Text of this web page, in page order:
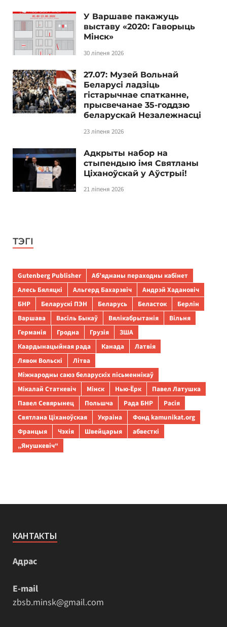
У Варшаве пакажуць
выставу «2020: Гаворыць
Мінск»
30 ліпеня 2026
27.07: Музей Вольнай
Беларусі ладзіць
гістарычнае спатканне,
прысвечанае 35-годдзю
беларускай Незалежнасці
23 ліпеня 2026
Адкрыты набор на
стыпендыю імя Святланы
Ціханоўскай у Аўстрыі!
21 ліпеня 2026
ТЭГІ
Gutenberg Publisher
Аб’яднаны пераходны кабінет
Алесь Бяляцкі
Альгерд Бахарэвіч
Андрэй Хадановіч
БНР
Беларускі ПЭН Беларусь Беласток
Берлін
Варшава
Васіль Быкаў Вялікабрытанія
Вільня
Германія
Гродна Грузія
ЗША
Каардынацыйная рада
Канада
Латвія
Лявон Вольскі
Літва
Міжнародны саюз беларускіх пісьменнікаў
Мікалай Статкевіч
Мінск Нью-Ёрк
Павел Латушка
Павел Севярынец
Польшча Рада БНР
Расія
Святлана Ціханоўская
Украіна
Фонд kamunikat.org
Францыя
Чэхія Швейцарыя
абвесткі
„Янушкевіч“
КАНТАКТЫ
Адрас
E-mail
zbsb.minsk@gmail.com